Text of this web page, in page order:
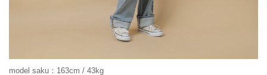
model saku：163cm / 43kg